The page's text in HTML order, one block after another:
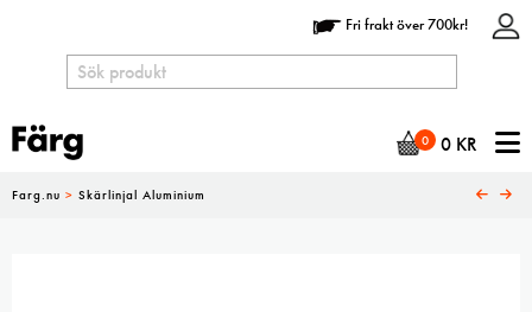
Fri frakt över 700kr!
0 0 KR
Farg.nu > Skärlinjal Aluminium